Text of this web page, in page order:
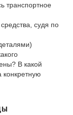
транспортное
судя по
В какой
конкретную